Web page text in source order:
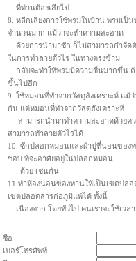
ที่ท่านต้องเสียไป
8. หลีกเลี่ยงการใช้พรมในบ้าน พรมเป็
จำนวนมาก แม้ว่าจะทำความสะอาด
ด้วยการนำมาซัก ก็ไม่สามารถกำจัด
ในการทำลายตัวไร ในทางตรงข้าม
กลับจะทำให้พรมมีความชื้นมากขึ้น ถ้
ขึ้นไปอีก
9. ใช้หมอนที่ทำจากวัสดุสังเคราะห์ แม้
กัน แต่หมอนที่ทำจากวัสดุสังเคราะห์
สามารถนำมาทำความสะอาดด้วยค
สามารถทำลายตัวไรได้
10. ซักปลอกหมอนและผ้าปูที่นอนของ
ชอบ ที่จะอาศัยอยู่ในปลอกหมอน
ด้วย เช่นกัน
11.ทำห้องนอนของท่านให้เป็นเขตปล
เขตปลอดสารก่อภูมิแพ้ได้ ทั้งนี้
เนื่องจาก โดยทั่วไป คนเราจะใช้เว
ชื่อ
เบอร์โทรศัพท์